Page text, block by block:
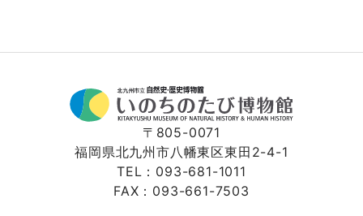
〒805-0071
福岡県北九州市八幡東区東田2-4-1
TEL：093-681-1011
FAX：093-661-7503